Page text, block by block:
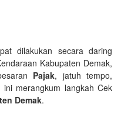
dilakukan secara daring
Kabupaten Demak,
Pajak, jatuh tempo,
ini merangkum langkah Cek
Demak.